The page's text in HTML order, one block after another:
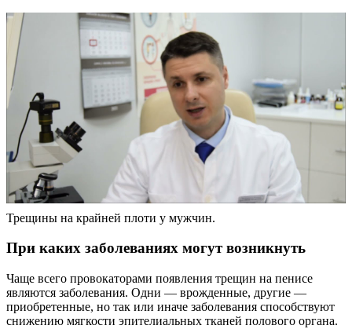
Трещины на крайней плоти у мужчин.
При каких заболеваниях могут возникнуть
Чаще всего провокаторами появления трещин на пенисе
являются заболевания. Одни — врожденные, другие —
приобретенные, но так или иначе заболевания способствуют
снижению мягкости эпителиальных тканей полового органа.